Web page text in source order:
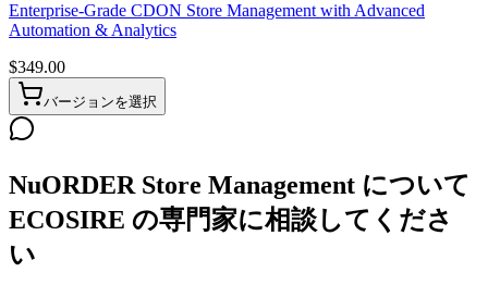
Enterprise-Grade CDON Store Management with Advanced
Automation & Analytics
$349.00
バージョンを選択
NuORDER Store Management について
ECOSIRE の専門家に相談してくださ
い